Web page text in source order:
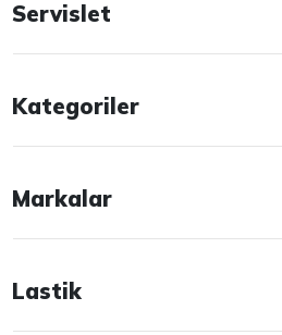
Servislet
Kategoriler
Markalar
Lastik